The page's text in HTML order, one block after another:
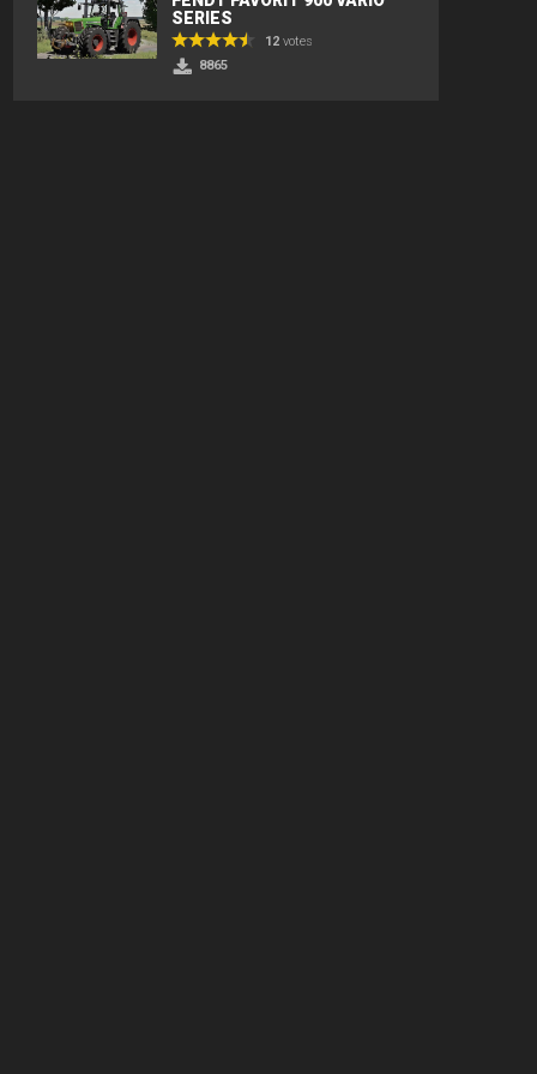
SERIES
12 votes
8865